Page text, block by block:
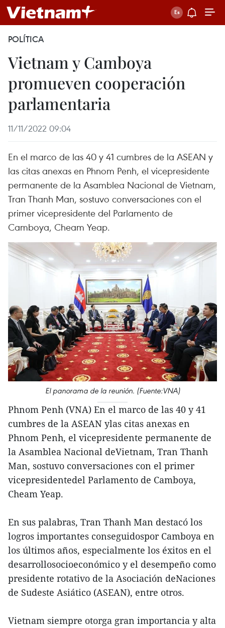
POLÍTICA
Vietnam y Camboya
promueven cooperación
parlamentaria
11/11/2022 09:04
En el marco de las 40 y 41 cumbres de la ASEAN y
las citas anexas en Phnom Penh, el vicepresidente
permanente de la Asamblea Nacional de Vietnam,
Tran Thanh Man, sostuvo conversaciones con el
primer vicepresidente del Parlamento de
Camboya, Cheam Yeap.
El panorama de la reunión. (Fuente:VNA)
Phnom Penh (VNA) En el marco de las 40 y 41
cumbres de la ASEAN ylas citas anexas en
Phnom Penh, el vicepresidente permanente de
la Asamblea Nacional deVietnam, Tran Thanh
Man, sostuvo conversaciones con el primer
vicepresidentedel Parlamento de Camboya,
Cheam Yeap.
En sus palabras, Tran Thanh Man destacó los
logros importantes conseguidospor Camboya en
los últimos años, especialmente los éxitos en el
desarrollosocioeconómico y el desempeño como
presidente rotativo de la Asociación deNaciones
de Sudeste Asiático (ASEAN), entre otros.
Vietnam siempre otorga gran importancia y alta